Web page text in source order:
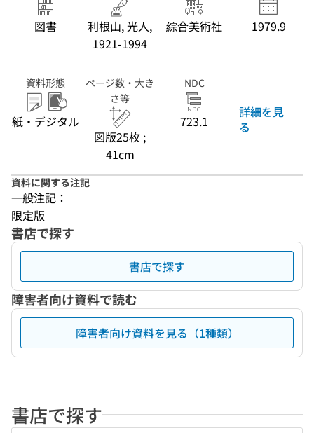
図書
利根山, 光人,
1921-1994
綜合美術社 1979.9
資料形態
紙・デジタル
ページ数・大き
さ等
図版25枚 ;
41cm
NDC
723.1
詳細を見
る
資料に関する注記
一般注記：
限定版
書店で探す
書店で探す
障害者向け資料で読む
障害者向け資料を見る（1種類）
書店で探す